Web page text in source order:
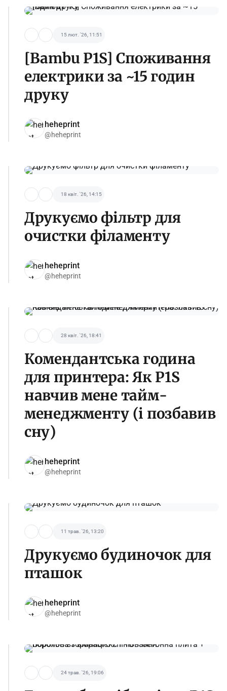
15 лют. '26, 11:51
[Bambu P1S] Споживання
електрики за ~15 годин
друку
heheprint
@heheprint
18 квіт. '26, 14:15
Друкуємо фільтр для
очистки філаменту
heheprint
@heheprint
28 квіт. '26, 18:41
Комендантська година
для принтера: Як P1S
навчив мене тайм-
менеджменту (і позбавив
сну)
heheprint
@heheprint
11 трав. '26, 13:20
Друкуємо будиночок для
пташок
heheprint
@heheprint
24 трав. '26, 19:06